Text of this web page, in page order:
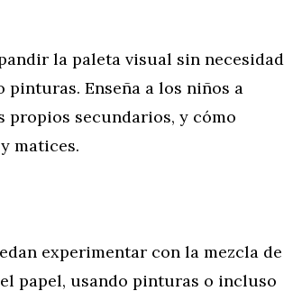
la paleta visual sin necesidad
Enseña a los niños a
propios secundarios, y cómo
matices.
experimentar con la mezcla de
papel, usando pinturas o incluso